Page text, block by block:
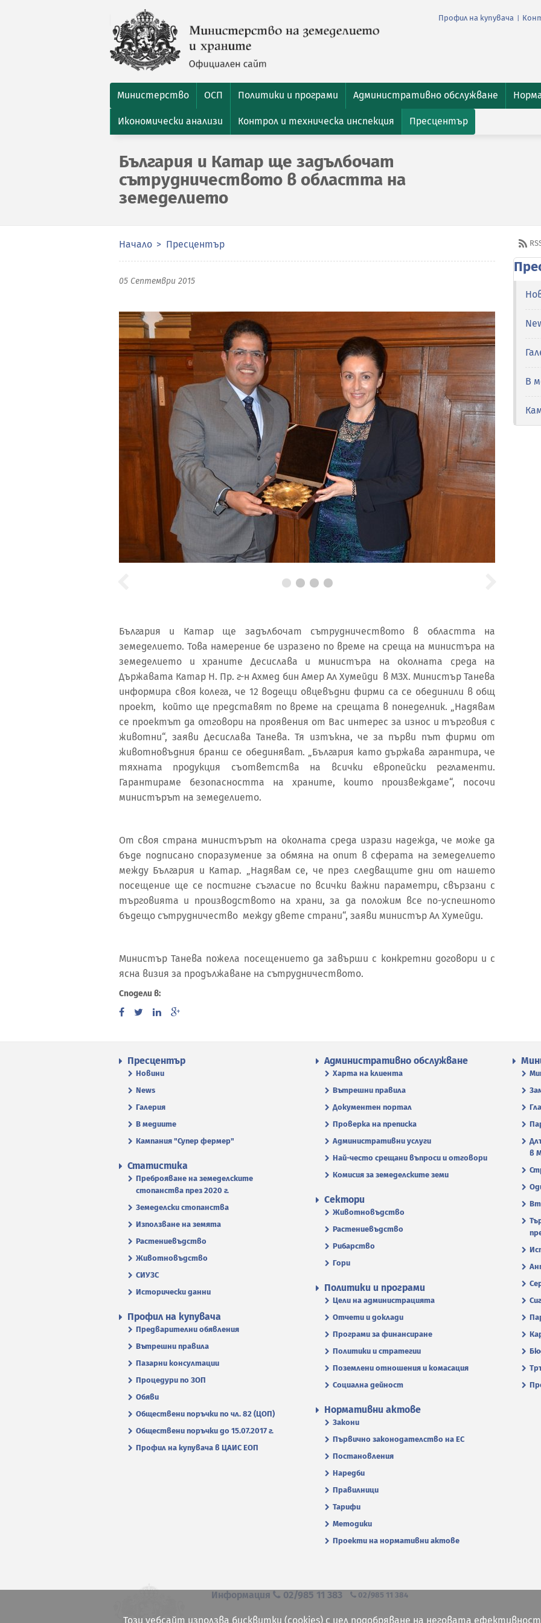
Профил на купувача
Министерство ОСП Политики и програми Административно обслужване
Икономически анализи Контрол и техническа инспекция Пресцентър
България и Катар ще задълбочат
сътрудничеството в областта на
земеделието
Начало Пресцентър
05 Септември 2015
България и Катар ще задълбочат сътрудничеството в областта на
земеделието. Това намерение бе изразено по време на среща на министъра на
земеделието и храните Десислава и министъра на околната среда на
Държавата Катар Н. Пр. г-н Ахмед бин Амер Ал Хумейди в МЗХ. Министър Танева
информира своя колега, че 12 водещи овцевъдни фирми са се обединили в общ
проект, който ще представят по време на срещата в понеделник. „Надявам
се проектът да отговори на проявения от Вас интерес за износ и търговия с
животни“, заяви Десислава Танева. Тя изтъкна, че за първи път фирми от
животновъдния бранш се обединяват. „България като държава гарантира, че
тяхната продукция съответства на всички европейски регламенти.
Гарантираме безопасността на храните, които произвеждаме“, посочи
министърът на земеделието.
От своя страна министърът на околната среда изрази надежда, че може да
бъде подписано споразумение за обмяна на опит в сферата на земеделието
между България и Катар. „Надявам се, че през следващите дни от нашето
посещение ще се постигне съгласие по всички важни параметри, свързани с
търговията и производството на храни, за да положим все по-успешното
бъдещо сътрудничество между двете страни“, заяви министър Ал Хумейди.
Министър Танева пожела посещението да завърши с конкретни договори и с
ясна визия за продължаване на сътрудничеството.
Сподели в:
В
Пресцентър
Новини
News
Галерия
В медиите
Кампания "Супер фермер"
Административно обслужване
Харта на клиента
Вътрешни правила
Документен портал
Проверка на преписка
Административни услуги
Най-често срещани въпроси и отговори
Комисия за земеделските земи
в
Статистика
Преброяване на земеделските
стопанства през 2020 г.
Земеделски стопанства
Използване на земята
Растениевъдство
Животновъдство
СИУЗС
Исторически данни
Сектори
Животновъдство
Растениевъдство
Рибарство
Гори
Политики и програми
Цели на администрацията
Отчети и доклади
Програми за финансиране
Политики и стратегии
Поземлени отношения и комасация
Социална дейност
Профил на купувача
Предварителни обявления
Вътрешни правила
Пазарни консултации
Процедури по ЗОП
Обяви
Обществени поръчки по чл. 82 (ЦОП)
Обществени поръчки до 15.07.2017 г.
Профил на купувача в ЦАИС ЕОП
Нормативни актове
Закони
Първично законодателство на ЕС
Постановления
Наредби
Правилници
Тарифи
Методики
Проекти на нормативни актове
Информация 02/985 11 383 02/985 11 384
Този уебсайт използва бисквитки (cookies) с цел подобряване на неговата